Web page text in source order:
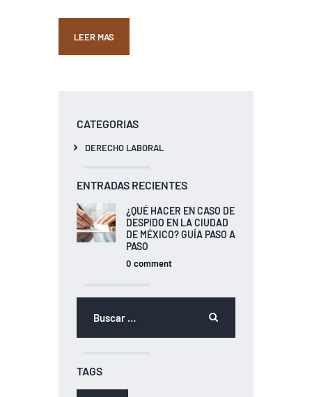
LEER MAS
CATEGORIAS
DERECHO LABORAL
ENTRADAS RECIENTES
¿QUÉ HACER EN CASO DE
DESPIDO EN LA CIUDAD
DE MÉXICO? GUÍA PASO A
PASO
0 comment
TAGS